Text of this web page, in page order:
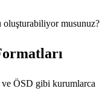
oluşturabiliyor musunuz?
ve ÖSD gibi kurumlarca